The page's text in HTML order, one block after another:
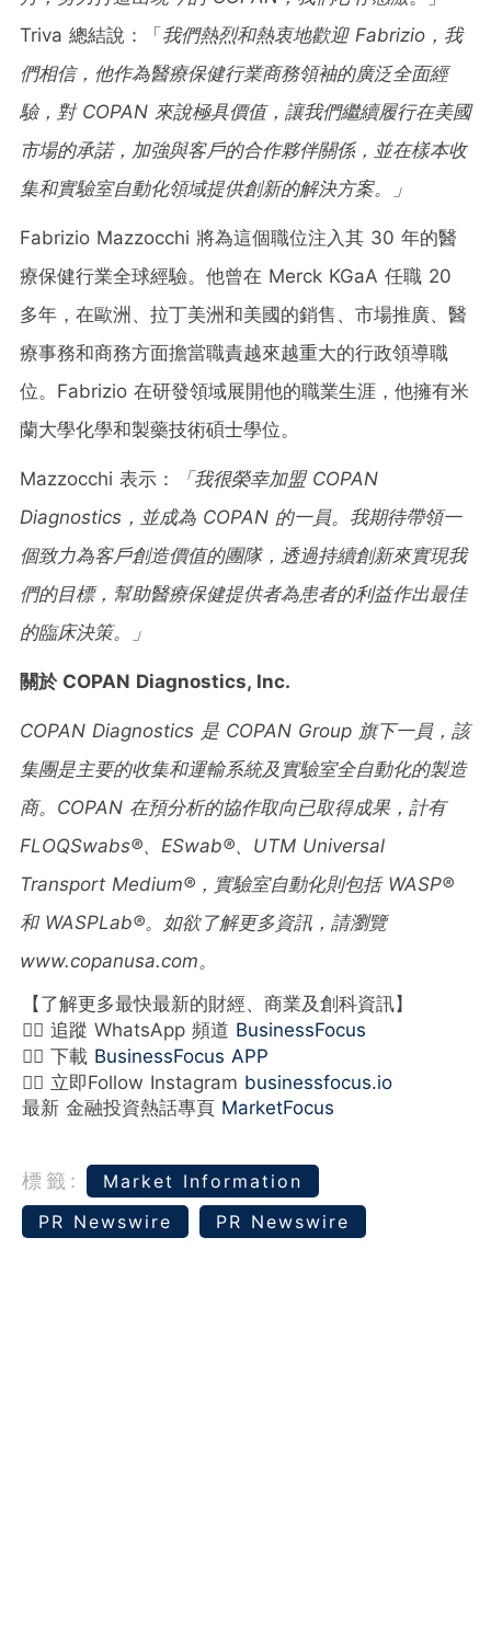
Triva 總結說：「我們熱烈和熱衷地歡迎Fabrizio ，我
們相信，他作為醫療保健行業商務領袖的廣泛全面經
驗，對COPAN 來說極具價值，讓我們繼續履行在美國
市場的承諾，加強與客戶的合作夥伴關係，並在樣本收
集和實驗室自動化領域提供創新的解決方案。」
Fabrizio Mazzocchi 將為這個職位注入其 30 年的醫
療保健行業全球經驗。他曾在 Merck KGaA 任職 20
多年，在歐洲、拉丁美洲和美國的銷售、市場推廣、醫
療事務和商務方面擔當職責越來越重大的行政領導職
位。Fabrizio 在研發領域展開他的職業生涯，他擁有米
蘭大學化學和製藥技術碩士學位。
Mazzocchi 表示： 「我很榮幸加盟COPAN
Diagnostics ，並成為 COPAN 的一員。我期待帶領一
個致力為客戶創造價值的團隊，透過持續創新來實現我
們的目標，幫助醫療保健提供者為患者的利益作出最佳
的臨床決策。」
關於COPAN Diagnostics, Inc.
COPAN Diagnostics 是 COPAN Group 旗下一員，該
集團是主要的收集和運輸系統及實驗室全自動化的製造
商。 COPAN 在預分析的協作取向已取得成果，計有
FLOQSwabs®、 ESwab®、 UTM Universal
Transport Medium® ，實驗室自動化則包括WASP®
和WASPLab®。如欲了解更多資訊，請瀏覽
www.copanusa.com。
【了解更多最快最新的財經、商業及創科資訊】
👉🏻 追蹤 WhatsApp 頻道 BusinessFocus
👉🏻 下載 BusinessFocus APP
👉🏻 立即Follow Instagram businessfocus.io
最新 金融投資熱話專頁 MarketFocus
標籤:
Market Information
PR Newswire
PR Newswire